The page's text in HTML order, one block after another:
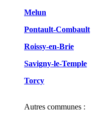
Melun
Pontault-Combault
Roissy-en-Brie
Savigny-le-Temple
Torcy
Autres communes :